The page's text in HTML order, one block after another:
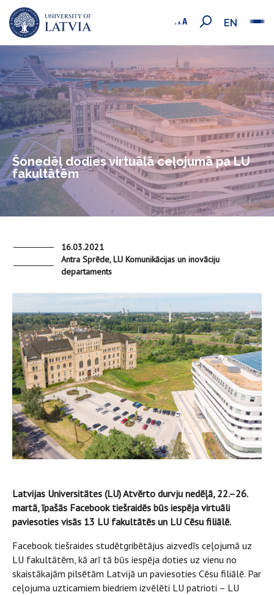
EN
Šonedēļ dodies virtuālā ceļojumā pa LU
fakultātēm
16.03.2021
Antra Sprēde, LU Komunikācijas un inovāciju
departaments
Latvijas Universitātes (LU) Atvērto durvju nedēļā, 22.–26.
martā, īpašās Facebook tiešraidēs būs iespēja virtuāli
paviesoties visās 13 LU fakultātēs un LU Cēsu filiālē.
Facebook tiešraides studētgribētājus aizvedīs ceļojumā uz
LU fakultātēm, kā arī tā būs iespēja doties uz vienu no
skaistākajām pilsētām Latvijā un paviesoties Cēsu filiālē. Par
ceļojuma uzticamiem biedriem izvēlēti LU patrioti – LU